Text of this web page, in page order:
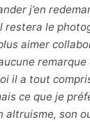
de
lucratives,
tandis
par le
Internet dans
familial, ou de
modèle, dans
j’en
restera le
aimer
il a tout
ce que je
altruisme, son